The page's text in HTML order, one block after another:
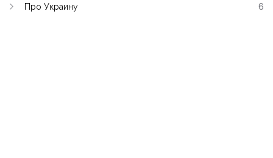
Про Украину
6